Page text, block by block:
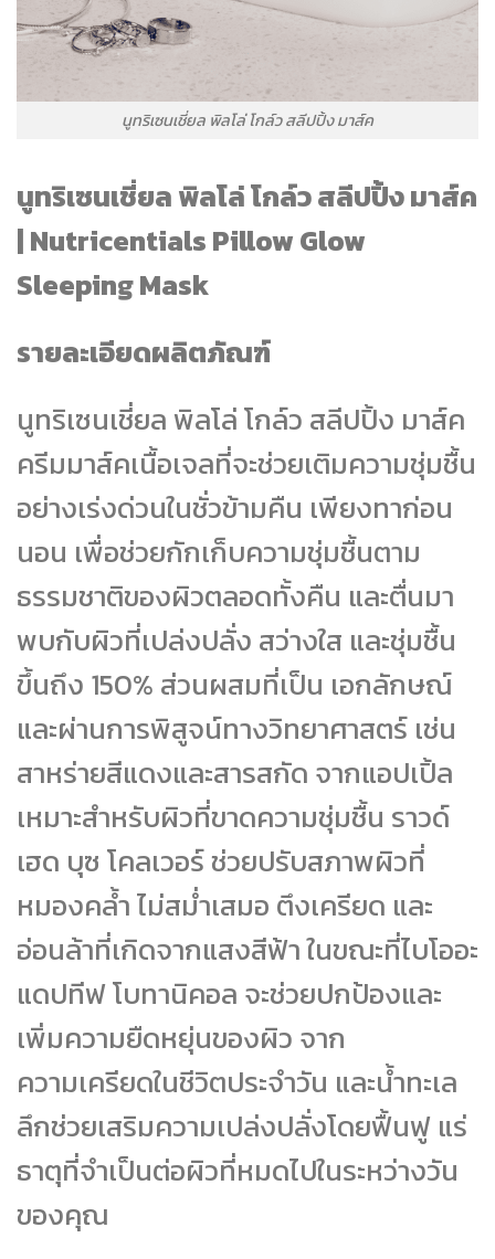
นูทริเซนเชี่ยล พิลโล่ โกล์ว สลีปปิ้ง มาส์ค
นูทริเซนเชี่ยล พิลโล่ โกล์ว สลีปปิ้ง มาส์ค
| Nutricentials Pillow Glow
Sleeping Mask
รายละเอียดผลิตภัณฑ์
นูทริเซนเชี่ยล พิลโล่ โกล์ว สลีปปิ้ง มาส์ค
ครีมมาส์คเนื้อเจลที่จะช่วยเติมความชุ่มชื้น
อย่างเร่งด่วนในชั่วข้ามคืน เพียงทาก่อน
นอน เพื่อช่วยกักเก็บความชุ่มชื้นตาม
ธรรมชาติของผิวตลอดทั้งคืน และตื่นมา
พบกับผิวที่เปล่งปลั่ง สว่างใส และชุ่มชื้น
ขึ้นถึง 150% ส่วนผสมที่เป็น เอกลักษณ์
และผ่านการพิสูจน์ทางวิทยาศาสตร์ เช่น
สาหร่ายสีแดงและสารสกัด จากแอปเปิ้ล
เหมาะสำหรับผิวที่ขาดความชุ่มชื้น ราวด์
เฮด บุซ โคลเวอร์ ช่วยปรับสภาพผิวที่
หมองคล้ำ ไม่สม่ำเสมอ ตึงเครียด และ
อ่อนล้าที่เกิดจากแสงสีฟ้า ในขณะที่ไบโออะ
แดปทีฟ โบทานิคอล จะช่วยปกป้องและ
เพิ่มความยืดหยุ่นของผิว จาก
ความเครียดในชีวิตประจำวัน และน้ำทะเล
ลึกช่วยเสริมความเปล่งปลั่งโดยฟื้นฟู แร่
ธาตุที่จำเป็นต่อผิวที่หมดไปในระหว่างวัน
ของคุณ